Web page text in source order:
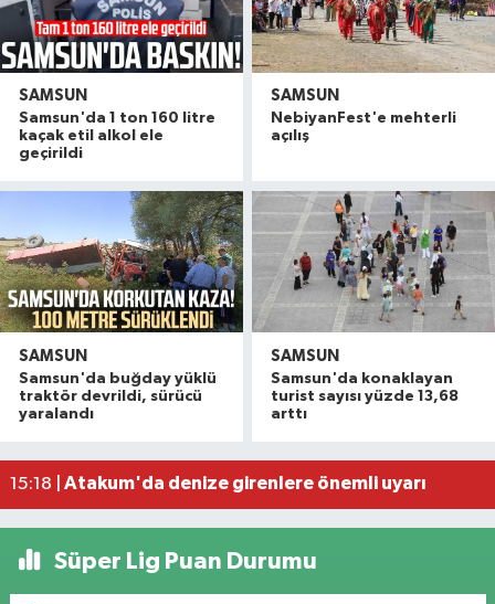
SAMSUN
Samsun'da 1 ton 160 litre
kaçak etil alkol ele
geçirildi
SAMSUN
NebiyanFest'e mehterli
açılış
SAMSUN
Samsun'da buğday yüklü
traktör devrildi, sürücü
yaralandı
SAMSUN
Samsun'da konaklayan
turist sayısı yüzde 13,68
arttı
19:58 |Havza'da 11 yıl 8 ay hapis cezasıyla aranan
16:49 |Dron saldırısına uğrayan geminin içi
16:40 |Samsunspor’dan Kasımpaşa karşısında ilk
15:18 | Atakum'da denize girenlere önemli uyarı
Süper Lig Puan Durumu